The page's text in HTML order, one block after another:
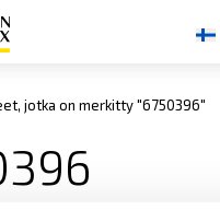
jotka on merkitty "6750396"